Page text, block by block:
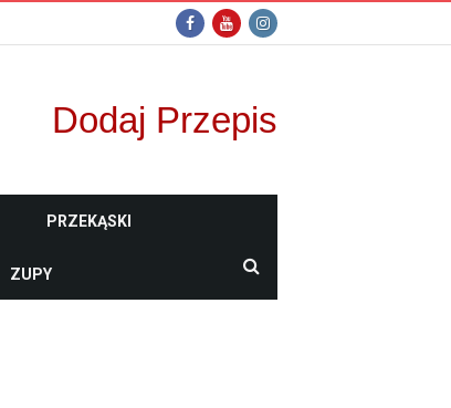
Dodaj Przepis
PRZEKĄSKI
ZUPY